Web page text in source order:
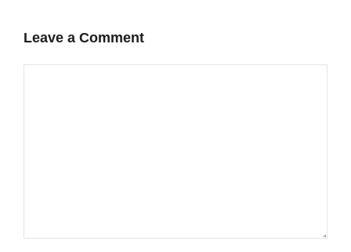
Leave a Comment